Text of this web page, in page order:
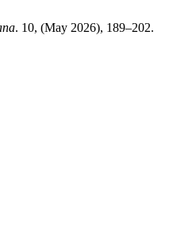
. 10, (May 2026), 189–202.